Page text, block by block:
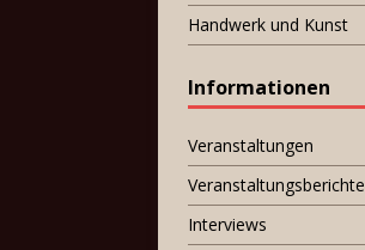
Handwerk und Kunst
Informationen
Veranstaltungen
Veranstaltungsberichte
Interviews